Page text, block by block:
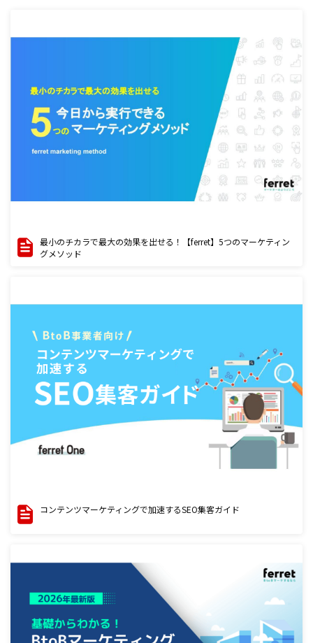
最小のチカラで最大の効果を出せる！【ferret】5つのマーケティン
グメソッド
コンテンツマーケティングで加速するSEO集客ガイド